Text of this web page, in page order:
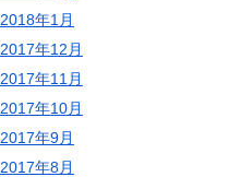
2018年1月
2017年12月
2017年11月
2017年10月
2017年9月
2017年8月